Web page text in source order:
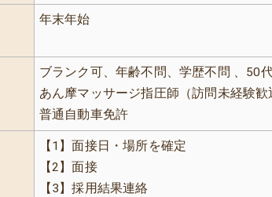
年末年始
ブランク可、年齢不問、学歴不問 、50
あん摩マッサージ指圧師（訪問未経験歓
普通自動車免許
【1】面接日・場所を確定
【2】面接
【3】採用結果連絡